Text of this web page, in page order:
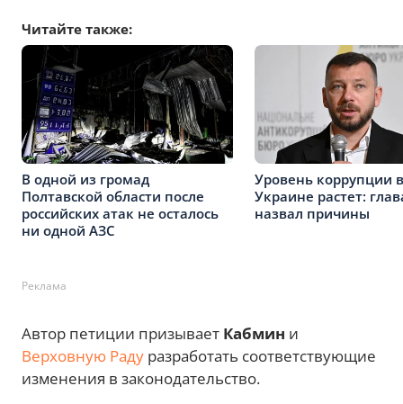
Читайте также:
В одной из громад
Полтавской области после
российских атак не осталось
ни одной АЗС
Уровень коррупции в
Украине растет:
назвал причины
Реклама
Автор петиции призывает Кабмин и
Верховную Раду разработать соответствующие
изменения в законодательство.